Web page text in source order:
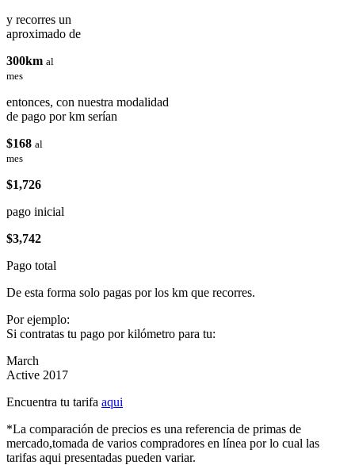
y recorres un
aproximado de
300km al
mes
entonces, con nuestra modalidad
de pago por km serían
$168 al
mes
$1,726
pago inicial
$3,742
Pago total
De esta forma solo pagas por los km que recorres.
Por ejemplo:
Si contratas tu pago por kilómetro para tu:
March
Active 2017
Encuentra tu tarifa aqui
*La comparación de precios es una referencia de primas de
mercado,tomada de varios compradores en línea por lo cual las
tarifas aqui presentadas pueden variar.